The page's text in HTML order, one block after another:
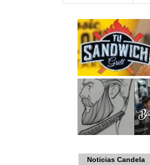
Noticias Candela